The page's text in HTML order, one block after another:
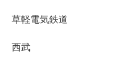
草軽電気鉄道
西武